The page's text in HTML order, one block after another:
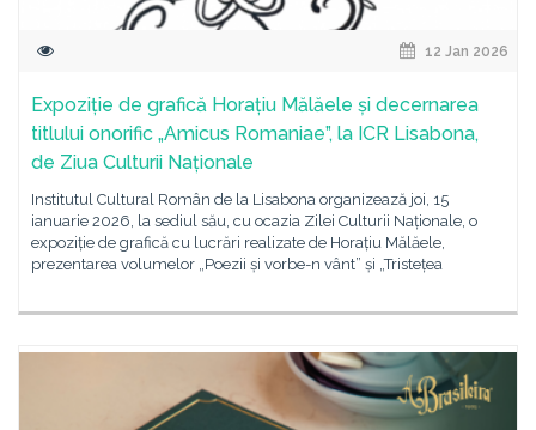
12 Jan 2026
Expoziție de grafică Horațiu Mălăele și decernarea
titlului onorific „Amicus Romaniae”, la ICR Lisabona,
de Ziua Culturii Naționale
Institutul Cultural Român de la Lisabona organizează joi, 15
ianuarie 2026, la sediul său, cu ocazia Zilei Culturii Naționale, o
expoziție de grafică cu lucrări realizate de Horațiu Mălăele,
prezentarea volumelor „Poezii și vorbe-n vânt” și „Tristețea